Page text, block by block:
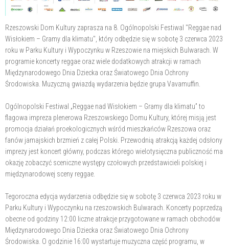
Rzeszowski Dom Kultury zaprasza na 8. Ogólnopolski Festiwal "Reggae nad
Wisłokiem – Gramy dla klimatu", który odbędzie się w sobotę 3 czerwca 2023
roku w Parku Kultury i Wypoczynku w Rzeszowie na miejskich Bulwarach. W
programie koncerty reggae oraz wiele dodatkowych atrakcji w ramach
Międzynarodowego Dnia Dziecka oraz Światowego Dnia Ochrony
Środowiska. Muzyczną gwiazdą wydarzenia będzie grupa Vavamuffin.
Ogólnopolski Festiwal „Reggae nad Wisłokiem – Gramy dla klimatu” to
flagowa impreza plenerowa Rzeszowskiego Domu Kultury, której misją jest
promocja działań proekologicznych wśród mieszkańców Rzeszowa oraz
fanów jamajskich brzmień z całej Polski. Przewodnią atrakcją każdej odsłony
imprezy jest koncert główny, podczas którego wielotysięczna publiczność ma
okazję zobaczyć sceniczne występy czołowych przedstawicieli polskiej i
międzynarodowej sceny reggae.
Tegoroczna edycja wydarzenia odbędzie się w sobotę 3 czerwca 2023 roku w
Parku Kultury i Wypoczynku na rzeszowskich Bulwarach. Koncerty poprzedzą
obecne od godziny 12:00 liczne atrakcje przygotowane w ramach obchodów
Międzynarodowego Dnia Dziecka oraz Światowego Dnia Ochrony
Środowiska. O godzinie 16:00 wystartuje muzyczna część programu, w